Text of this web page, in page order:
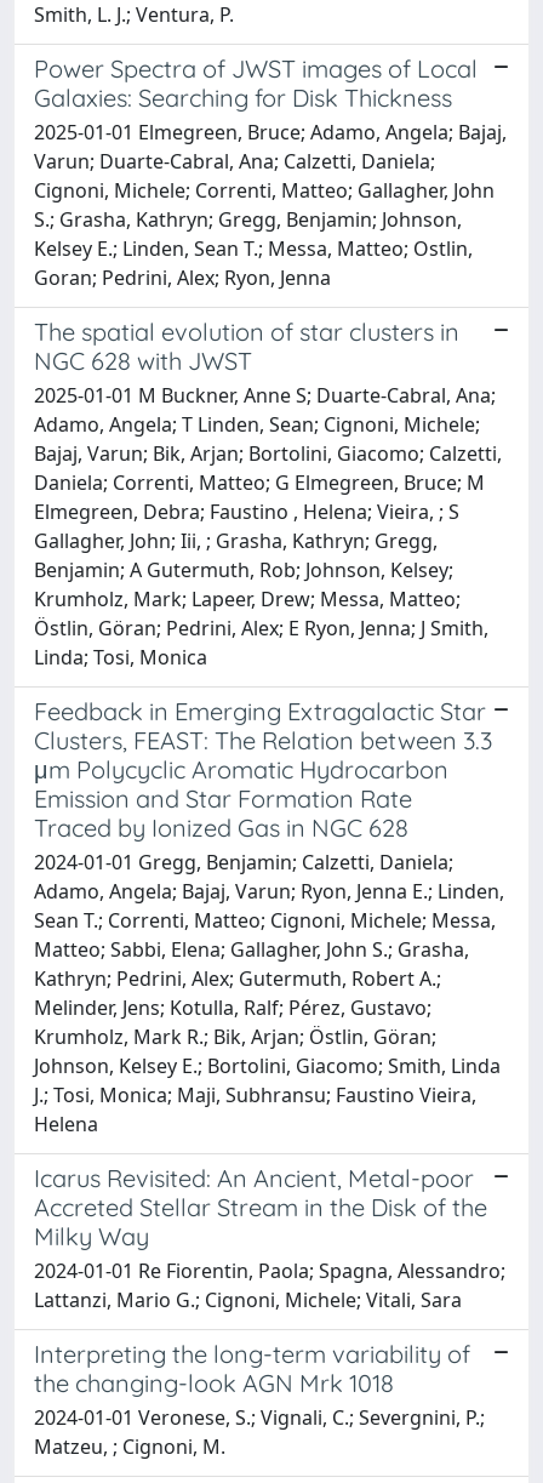
Smith, L. J.; Ventura, P.
Power Spectra of JWST images of Local
Galaxies: Searching for Disk Thickness
2025-01-01 Elmegreen, Bruce; Adamo, Angela; Bajaj,
Varun; Duarte-Cabral, Ana; Calzetti, Daniela;
Cignoni, Michele; Correnti, Matteo; Gallagher, John
S.; Grasha, Kathryn; Gregg, Benjamin; Johnson,
Kelsey E.; Linden, Sean T.; Messa, Matteo; Ostlin,
Goran; Pedrini, Alex; Ryon, Jenna
The spatial evolution of star clusters in
NGC 628 with JWST
2025-01-01 M Buckner, Anne S; Duarte-Cabral, Ana;
Adamo, Angela; T Linden, Sean; Cignoni, Michele;
Bajaj, Varun; Bik, Arjan; Bortolini, Giacomo; Calzetti,
Daniela; Correnti, Matteo; G Elmegreen, Bruce; M
Elmegreen, Debra; Faustino , Helena; Vieira, ; S
Gallagher, John; Iii, ; Grasha, Kathryn; Gregg,
Benjamin; A Gutermuth, Rob; Johnson, Kelsey;
Krumholz, Mark; Lapeer, Drew; Messa, Matteo;
Östlin, Göran; Pedrini, Alex; E Ryon, Jenna; J Smith,
Linda; Tosi, Monica
Feedback in Emerging Extragalactic Star
Clusters, FEAST: The Relation between 3.3
μm Polycyclic Aromatic Hydrocarbon
Emission and Star Formation Rate
Traced by Ionized Gas in NGC 628
2024-01-01 Gregg, Benjamin; Calzetti, Daniela;
Adamo, Angela; Bajaj, Varun; Ryon, Jenna E.; Linden,
Sean T.; Correnti, Matteo; Cignoni, Michele; Messa,
Matteo; Sabbi, Elena; Gallagher, John S.; Grasha,
Kathryn; Pedrini, Alex; Gutermuth, Robert A.;
Melinder, Jens; Kotulla, Ralf; Pérez, Gustavo;
Krumholz, Mark R.; Bik, Arjan; Östlin, Göran;
Johnson, Kelsey E.; Bortolini, Giacomo; Smith, Linda
J.; Tosi, Monica; Maji, Subhransu; Faustino Vieira,
Helena
Icarus Revisited: An Ancient, Metal-poor
Accreted Stellar Stream in the Disk of the
Milky Way
2024-01-01 Re Fiorentin, Paola; Spagna, Alessandro;
Lattanzi, Mario G.; Cignoni, Michele; Vitali, Sara
Interpreting the long-term variability of
the changing-look AGN Mrk 1018
2024-01-01 Veronese, S.; Vignali, C.; Severgnini, P.;
Matzeu, ; Cignoni, M.